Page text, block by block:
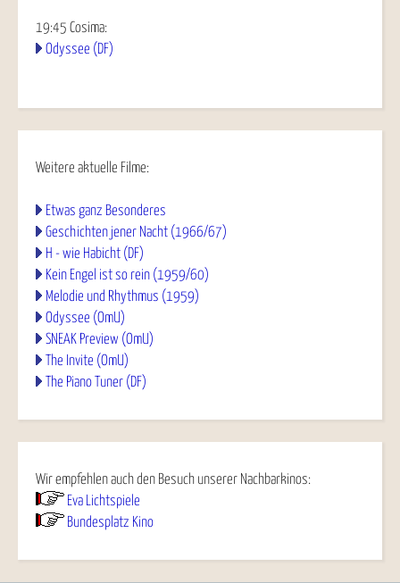
19:45 Cosima:
Odyssee (DF)
Weitere aktuelle Filme:
Etwas ganz Besonderes
Geschichten jener Nacht (1966/67)
H - wie Habicht (DF)
Kein Engel ist so rein (1959/60)
Melodie und Rhythmus (1959)
Odyssee (OmU)
SNEAK Preview (OmU)
The Invite (OmU)
The Piano Tuner (DF)
Wir empfehlen auch den Besuch unserer Nachbarkinos:
Eva Lichtspiele
Bundesplatz Kino